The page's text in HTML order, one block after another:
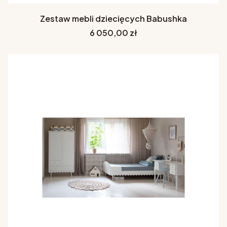
Zestaw mebli dziecięcych Babushka
Cena
6 050,00 zł